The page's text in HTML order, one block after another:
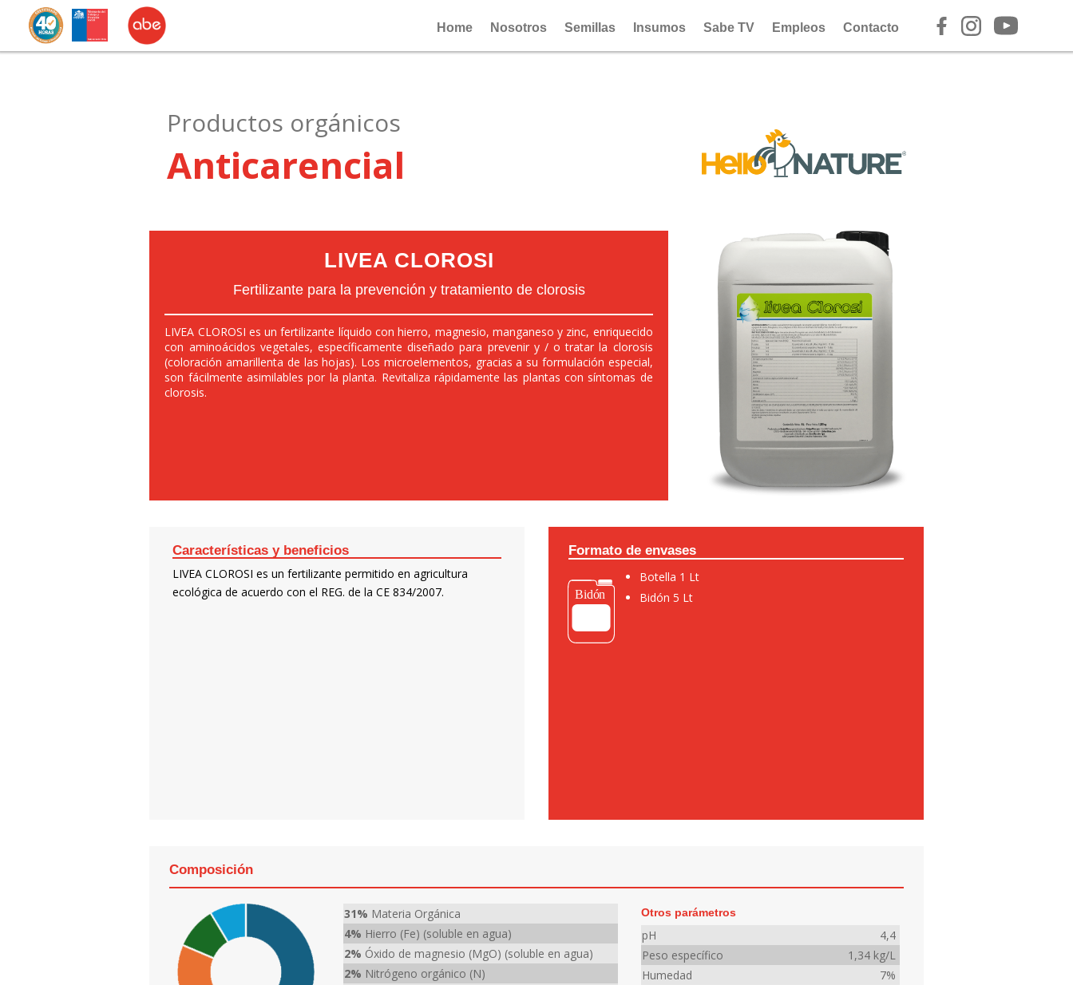
Home Nosotros Semillas Insumos Sabe TV Empleos Contacto
Productos orgánicos
Anticarencial
LIVEA CLOROSI
Fertilizante para la prevención y tratamiento de clorosis
LIVEA CLOROSI es un fertilizante líquido con hierro, magnesio, manganeso y zinc, enriquecido
con aminoácidos vegetales, específicamente diseñado para prevenir y / o tratar la clorosis
(coloración amarillenta de las hojas). Los microelementos, gracias a su formulación especial,
son fácilmente asimilables por la planta. Revitaliza rápidamente las plantas con síntomas de
clorosis.
Características y beneficios
LIVEA CLOROSI es un fertilizante permitido en agricultura
ecológica de acuerdo con el REG. de la CE 834/2007.
Formato de envases
Botella 1 Lt
Bidón 5 Lt
Composición
31% Materia Orgánica
4% Hierro (Fe) (soluble en agua)
2% Óxido de magnesio (MgO) (soluble en agua)
2% Nitrógeno orgánico (N)
Otros parámetros
pH
4,4
Peso específico
1,34 kg/L
Humedad
7%